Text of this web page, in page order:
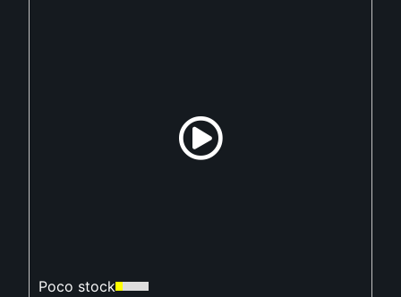
Poco stock